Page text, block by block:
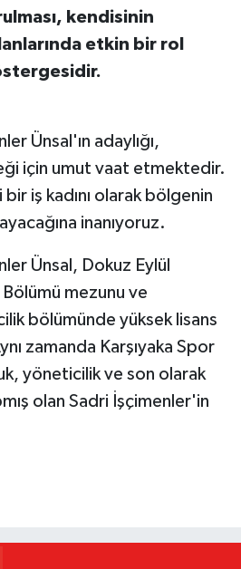
kendisinin
etkin bir rol
Ünsal'ın adaylığı,
için umut vaat etmektedir.
iş kadını olarak bölgenin
inanıyoruz.
Ünsal, Dokuz Eylül
mezunu ve
bölümünde yüksek lisans
zamanda Karşıyaka Spor
yöneticilik ve son olarak
olan Sadri İşçimenler'in